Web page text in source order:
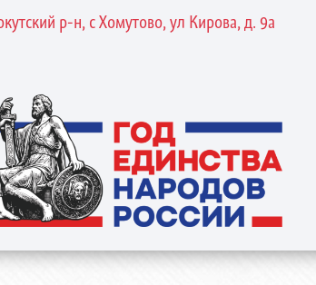
р-н, с Хомутово, ул Кирова, д. 9а